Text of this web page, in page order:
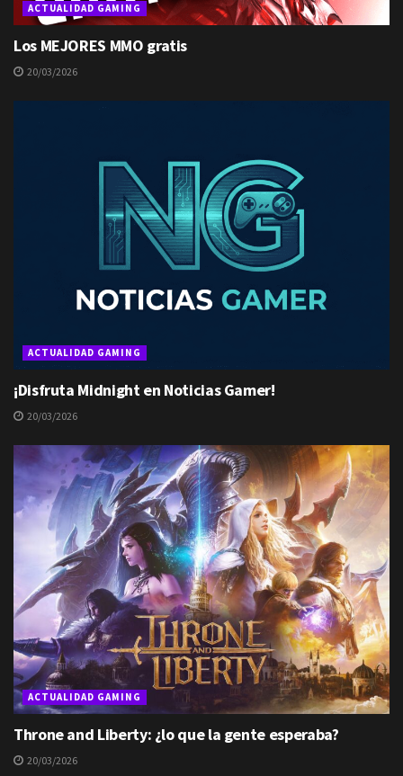
ACTUALIDAD GAMING
Los MEJORES MMO gratis
20/03/2026
ACTUALIDAD GAMING
¡Disfruta Midnight en Noticias Gamer!
20/03/2026
ACTUALIDAD GAMING
Throne and Liberty: ¿lo que la gente esperaba?
20/03/2026